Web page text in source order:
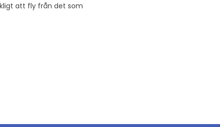
att fly från det som